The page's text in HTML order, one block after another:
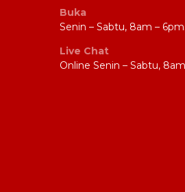
Buka
Senin – Sabtu, 8am – 6pm.
Live Chat
Online Senin – Sabtu,